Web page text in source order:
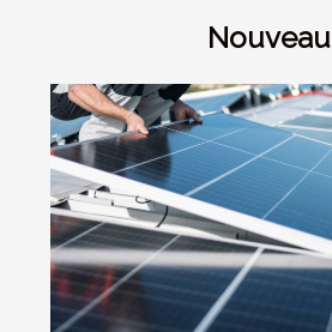
Nouveau